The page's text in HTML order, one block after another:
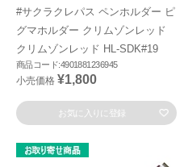
#サクラクレパス ペンホルダー ピ
グマホルダー クリムゾンレッド
クリムゾンレッド HL-SDK#19
商品コード:4901881236945
小売価格 ¥1,800
お気に入りに登録